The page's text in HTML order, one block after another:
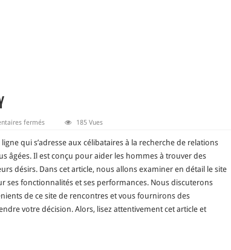
ferméssur
et
Avis
de
CougarEasy
185 Vues
qui s’adresse aux célibataires à la recherche de relations
âgées. Il est conçu pour aider les hommes à trouver des
désirs. Dans cet article, nous allons examiner en détail le site
ses fonctionnalités et ses performances. Nous discuterons
de ce site de rencontres et vous fournirons des
votre décision. Alors, lisez attentivement cet article et